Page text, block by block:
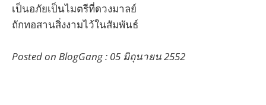
เป็นอภัยเป็นไมตรีที่ดวงมาลย์
ถักทอสานสิ่งงามไว้ในสัมพันธ์
Posted on BlogGang : 05 มิถุนายน 2552